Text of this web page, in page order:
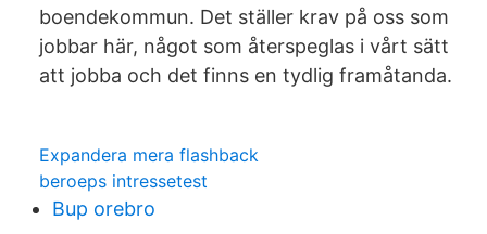
boendekommun. Det ställer krav på oss som
jobbar här, något som återspeglas i vårt sätt
att jobba och det finns en tydlig framåtanda.
Expandera mera flashback
beroeps intressetest
Bup orebro